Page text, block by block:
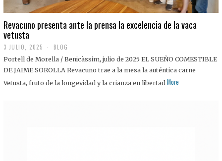
Revacuno presenta ante la prensa la excelencia de la vaca
vetusta
3 JULIO, 2025
J
U
I
BLOG
Portell de Morella / Benicàssim, julio de 2025 EL SUEÑO COMESTIBLE
DE JAIME SOROLLA Revacuno trae a la mesa la auténtica carne
Vetusta, fruto de la longevidad y la crianza en libertad More